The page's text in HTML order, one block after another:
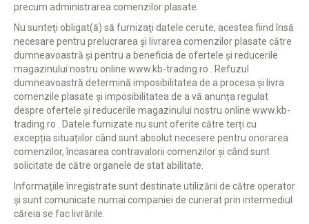
precum administrarea comenzilor plasate.
Nu sunteţi obligat(ă) să furnizaţi datele cerute, acestea fiind însă
necesare pentru prelucrarea și livrarea comenzilor plasate către
dumneavoastră și pentru a beneficia de ofertele și reducerile
magazinului nostru online www.kb-trading.ro . Refuzul
dumneavoastră determină imposibilitatea de a procesa și livra
comenzile plasate și imposibilitatea de a vă anunța regulat
despre ofertele și reducerile magazinului nostru online www.kb-
trading.ro . Datele furnizate nu sunt oferite către terți cu
excepția situațiilor când sunt absolut necesere pentru onorarea
comenzilor, încasarea contravalorii comenzilor și când sunt
solicitate de către organele de stat abilitate.
Informaţiile înregistrate sunt destinate utilizării de către operator
şi sunt comunicate numai companiei de curierat prin intermediul
căreia se fac livrările.